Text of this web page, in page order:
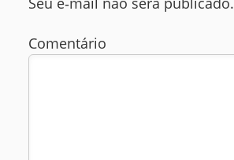
Comentário